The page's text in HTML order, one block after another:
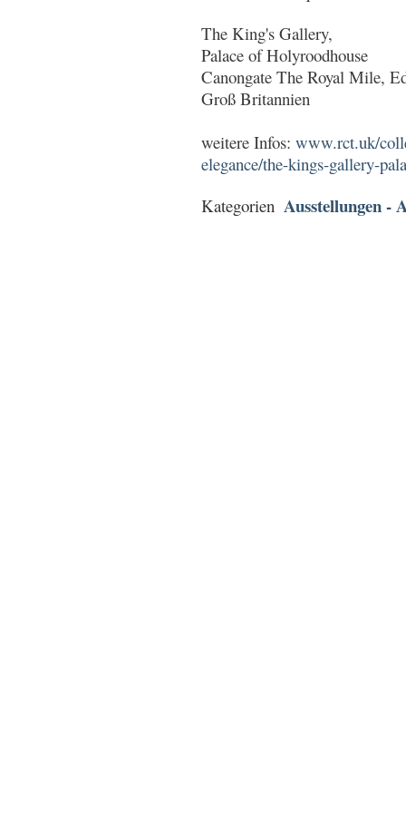
The King's Gallery,
Palace of Holyroodhouse
Canongate The Royal Mile,
Groß Britannien
weitere Infos:www.rct.uk/
elegance/the-kings-gallery-
Kategorien Ausstellungen -